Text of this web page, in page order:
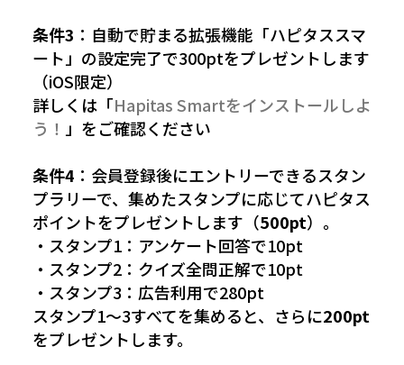
条件3 ：自動で貯まる拡張機能「ハピタススマ
ート」の設定完了で300ptをプレゼントします
（iOS限定）
詳しくは「Hapitas Smartをインストールしよ
う！ 」をご確認ください
条件4 ：会員登録後にエントリーできるスタン
プラリーで、集めたスタンプに応じてハピタス
ポイントをプレゼントします（500pt）。
・スタンプ1：アンケート回答で10pt
・スタンプ2：クイズ全問正解で10pt
・スタンプ3：広告利用で280pt
スタンプ1〜3すべてを集めると、さらに200pt
をプレゼントします。